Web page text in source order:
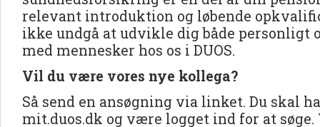
relevant introduktion og løbende
ikke undgå at udvikle dig både personligt
med mennesker hos os i DUOS.
Vil du være vores nye kollega?
Så send en ansøgning via linket. Du skal
mit.duos.dk og være logget ind for at